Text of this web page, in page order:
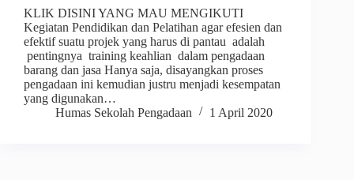
KLIK DISINI YANG MAU MENGIKUTI
Kegiatan Pendidikan dan Pelatihan agar efesien dan
efektif suatu projek yang harus di pantau adalah
pentingnya training keahlian dalam pengadaan
barang dan jasa Hanya saja, disayangkan proses
pengadaan ini kemudian justru menjadi kesempatan
yang digunakan…
Humas Sekolah Pengadaan
1 April 2020